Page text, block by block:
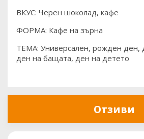
ВКУС: Черен шоколад, кафе
ФОРМА: Кафе на зърна
ТЕМА: Универсален, рожден ден,
ден на бащата, ден на детето
Отзиви